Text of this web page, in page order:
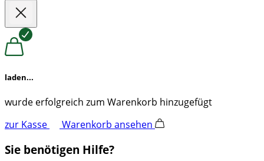
laden...
wurde erfolgreich zum Warenkorb hinzugefügt
zur Kasse
Warenkorb ansehen
Sie benötigen Hilfe?